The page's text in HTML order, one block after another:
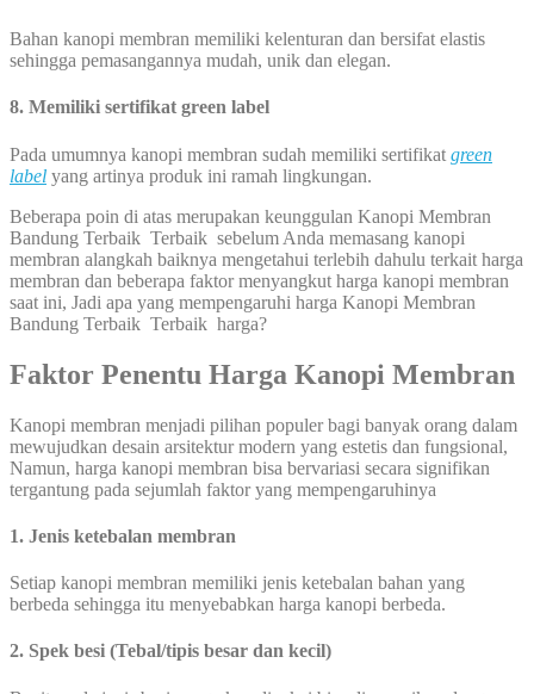
Bahan kanopi membran memiliki kelenturan dan bersifat elastis
sehingga pemasangannya mudah, unik dan elegan.
8. Memiliki sertifikat green label
Pada umumnya kanopi membran sudah memiliki sertifikat green
label yang artinya produk ini ramah lingkungan.
Beberapa poin di atas merupakan keunggulan Kanopi Membran
Bandung Terbaik Terbaik sebelum Anda memasang kanopi
membran alangkah baiknya mengetahui terlebih dahulu terkait harga
membran dan beberapa faktor menyangkut harga kanopi membran
saat ini, Jadi apa yang mempengaruhi harga Kanopi Membran
Bandung Terbaik Terbaik harga?
Faktor Penentu Harga Kanopi Membran
Kanopi membran menjadi pilihan populer bagi banyak orang dalam
mewujudkan desain arsitektur modern yang estetis dan fungsional,
Namun, harga kanopi membran bisa bervariasi secara signifikan
tergantung pada sejumlah faktor yang mempengaruhinya
1. Jenis ketebalan membran
Setiap kanopi membran memiliki jenis ketebalan bahan yang
berbeda sehingga itu menyebabkan harga kanopi berbeda.
2. Spek besi (Tebal/tipis besar dan kecil)